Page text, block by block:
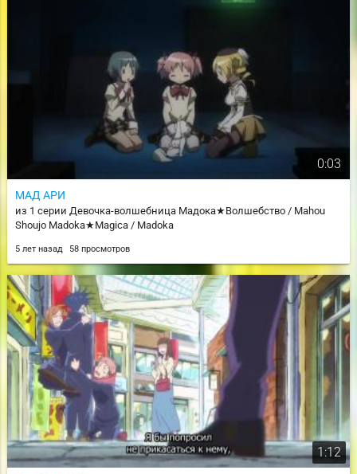
0:03
МАД АРИ
из 1 серии Девочка-волшебница Мадока★Волшебство / Mahou
Shoujo Madoka★Magica / Madoka
5 лет назад 58 просмотров
1:12